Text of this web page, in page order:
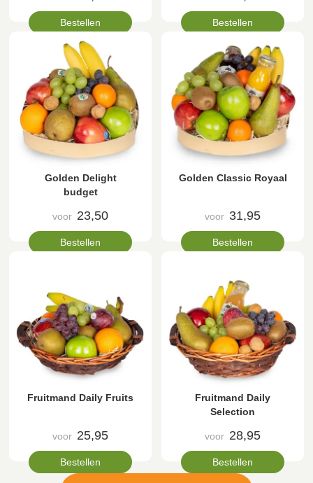
Bestellen Bestellen
Golden Delight
budget
voor 23,50
Bestellen
Golden Classic Royaal
voor 31,95
Bestellen
Fruitmand Daily Fruits
voor 25,95
Bestellen
Fruitmand Daily
Selection
voor 28,95
Bestellen